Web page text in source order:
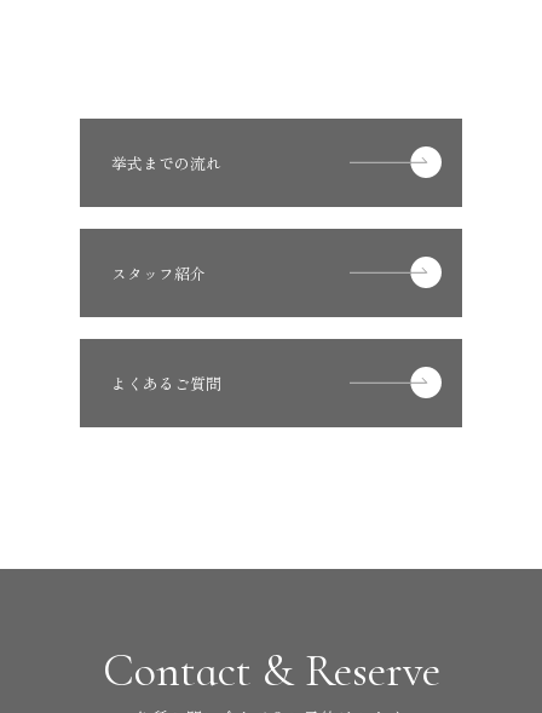
挙式までの流れ
スタッフ紹介
よくあるご質問
Contact & Reserve